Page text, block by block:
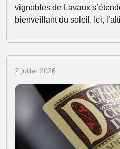
vignobles de Lavaux
bienveillant du soleil. Ici,
2 juillet 2026